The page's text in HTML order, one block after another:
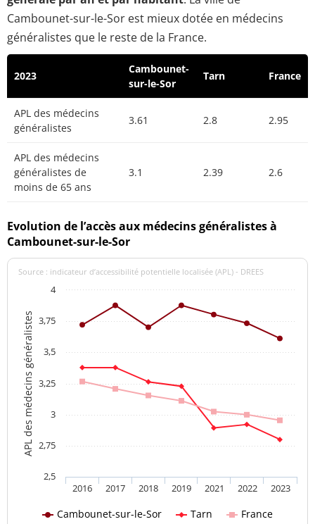
Cambounet-sur-le-Sor est mieux dotée en médecins
généralistes que le reste de la France.
2023
Cambounet-
sur-le-Sor
Tarn France
APL des médecins
généralistes
3.61 2.8 2.95
APL des médecins
généralistes de
moins de 65 ans
3.1 2.39 2.6
Evolution de l’accès aux médecins généralistes à
Cambounet-sur-le-Sor
APL des médecins généralistes
Source : indicateur d’accessibilité potentielle localisée (APL) - DREES
Cambounet-sur-le-Sor Tarn France
2016 2017 2018 2019 2021 2022 2023
2,5
2,75
3
3,25
3,5
3,75
4